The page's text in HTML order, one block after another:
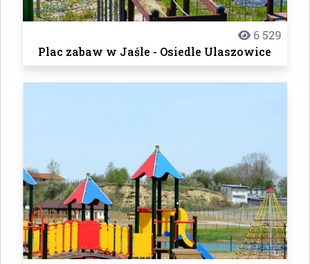
6 529
Plac zabaw w Jaśle - Osiedle Ulaszowice